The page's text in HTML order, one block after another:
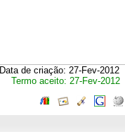
Data de criação: 27-Fev-2012
Termo aceito: 27-Fev-2012